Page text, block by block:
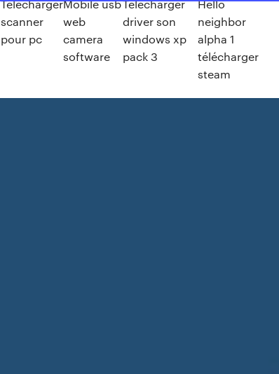
Telecharger
scanner
pour pc
Mobile usb
web
camera
software
Telecharger
driver son
windows xp
pack 3
Hello
neighbor
alpha 1
télécharger
steam